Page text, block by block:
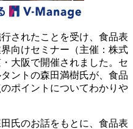
されたことを受け、食品表
向けセミナー（主催：株式
大阪で開催されました。セ
ントの森田満樹氏が、食品
ポイントについてわかりや
氏のお話をもとに、食品表